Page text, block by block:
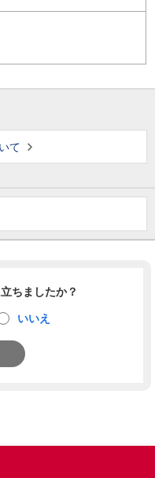
て
ちましたか？
いいえ